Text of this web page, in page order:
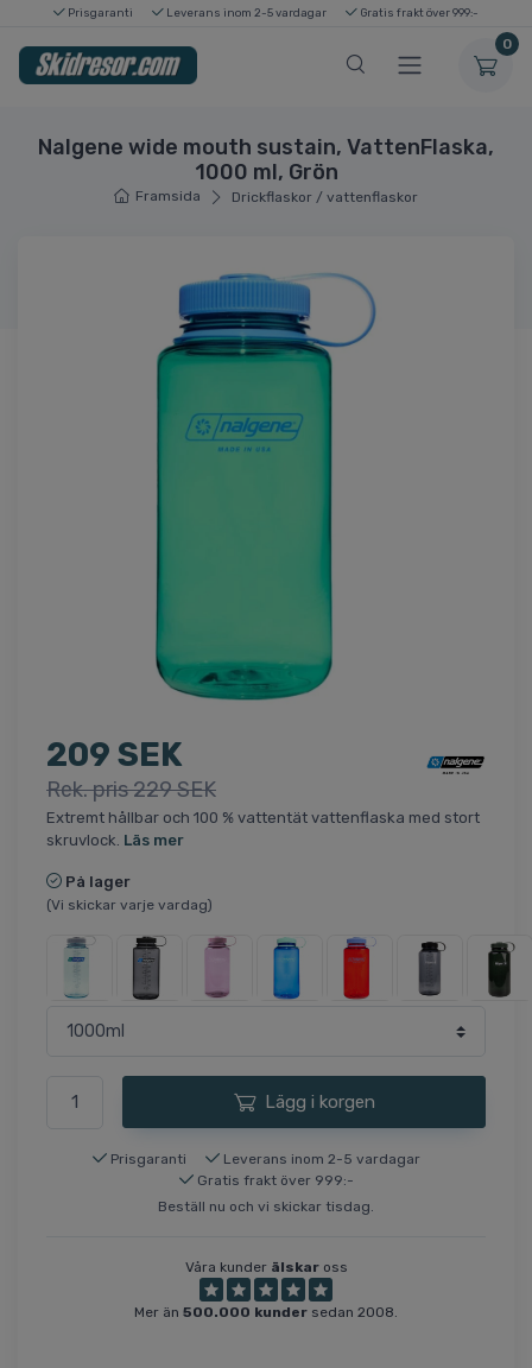
Prisgaranti Leverans inom 2-5 vardagar Gratis frakt över 999:-
0
Nalgene wide mouth sustain, VattenFlaska,
1000 ml, Grön
Framsida Drickflaskor / vattenflaskor
209 SEK
Rek. pris 229 SEK
Extremt hållbar och 100 % vattentät vattenflaska med stort
skruvlock. Läs mer
På lager
(Vi skickar varje vardag)
Lägg i korgen
Prisgaranti
Leverans inom 2-5 vardagar
Gratis frakt över 999:-
Beställ nu och vi skickar tisdag.
Våra kunder älskaross
Mer än 500.000 kunder sedan 2008.